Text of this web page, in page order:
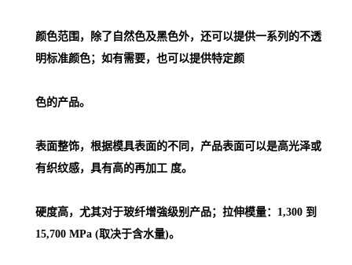
颜色范围，除了自然色及黑色外，还可以提供一系列的不透
明标准颜色；如有需要，也可以提供特定颜
色的产品。
表面整饰，根据模具表面的不同，产品表面可以是高光泽或
有织纹感，具有高的再加工 度。
硬度高，尤其对于玻纤增強级别产品；拉伸模量：1,300 到
15,700 MPa (取决于含水量)。